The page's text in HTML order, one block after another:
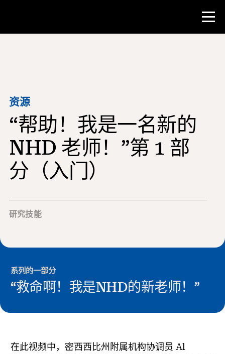
教师资源
课堂工具
培训班
研究所
教学研究技能
参与其中
资源
“帮助！我是一名新的
NHD 老师！”第 1 部
分（入门）
研究技能
系列的一部分
“救命啊！我是NHD的新老师！”
在此视频中，密西西比州附属机构协调员 Al